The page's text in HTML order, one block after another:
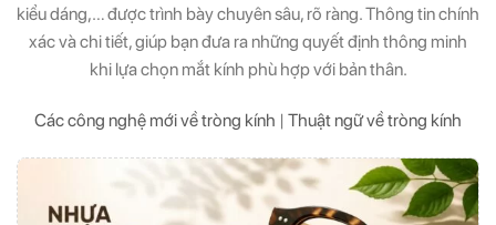
kiểu dáng,… được trình bày chuyên sâu, rõ ràng. Thông tin chính
xác và chi tiết, giúp bạn đưa ra những quyết định thông minh
khi lựa chọn mắt kính phù hợp với bản thân.
Các công nghệ mới về tròng kính | Thuật ngữ về tròng kính